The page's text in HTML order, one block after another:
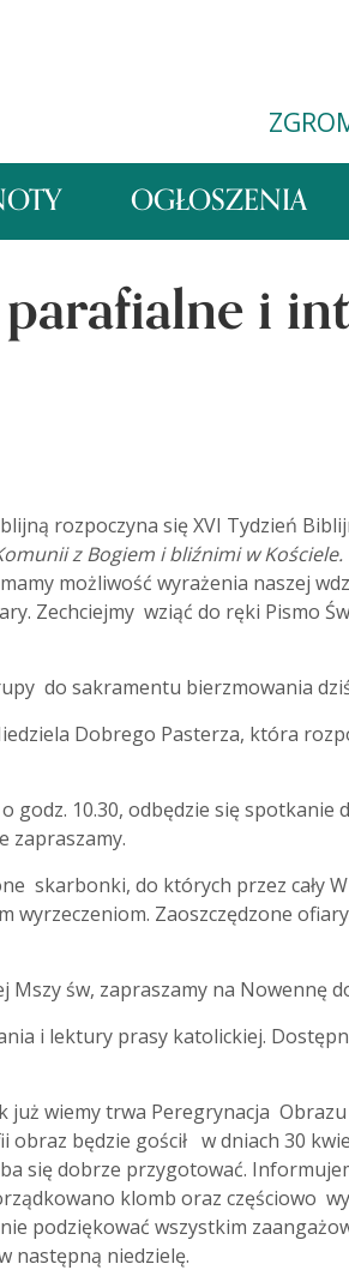
OGŁOSZENIA
i
rozpoczyna się XVI Tydzień
z Bogiem i bliźnimi w Kościele.
możliwość wyrażenia naszej
Zechciejmy wziąć do ręki Pismo
do sakramentu bierzmowania
Dobrego Pasterza, która
10.30, odbędzie się spotkanie
zapraszamy.
do których przez cały
wyrzeczeniom. Zaoszczędzone
św, zapraszamy na Nowennę
i lektury prasy katolickiej.
wiemy trwa Peregrynacja Obrazu
obraz będzie gościł w dniach 30
się dobrze przygotować.
klomb oraz częściowo
podziękować wszystkim
podamy w następną